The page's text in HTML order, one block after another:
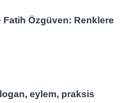
Fatih Özgüven: Renklere
eylem, praksis